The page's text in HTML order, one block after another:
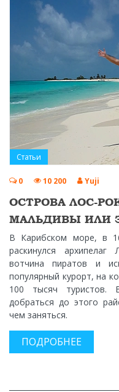
Статьи
0 10 200 Yuji
ОСТРОВА ЛОС-
МАЛЬДИВЫ ИЛИ
В Карибском море, в
раскинулся
вотчина пиратов и
популярный курорт, на
100 тысяч туристов.
добраться до этого
чем заняться.
ПОДРОБНЕЕ